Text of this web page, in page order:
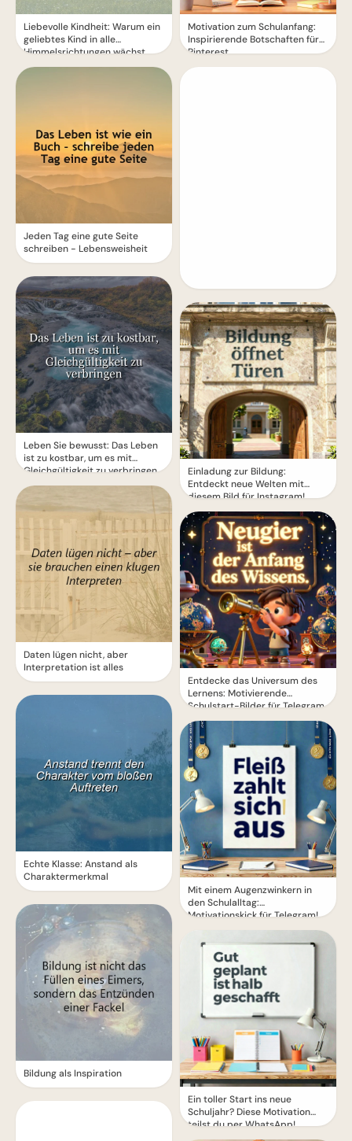
Liebevolle Kindheit: Warum ein
geliebtes Kind in alle
Himmelsrichtungen wächst
Jeden Tag eine gute Seite
schreiben - Lebensweisheit
Leben Sie bewusst: Das Leben
ist zu kostbar, um es mit
Gleichgültigkeit zu verbringen
Daten lügen nicht, aber
Interpretation ist alles
Echte Klasse: Anstand als
Charaktermerkmal
Bildung als Inspiration
Motivation zum Schulanfang:
Inspirierende Botschaften für
Pinterest
Einladung zur Bildung:
Entdeckt neue Welten mit
diesem Bild für Instagram!
Entdecke das Universum des
Lernens: Motivierende
Schulstart-Bilder für Telegram
Mit einem Augenzwinkern in
den Schulalltag:
Motivationskick für Telegram!
Ein toller Start ins neue
Schuljahr? Diese Motivation
teilst du per WhatsApp!